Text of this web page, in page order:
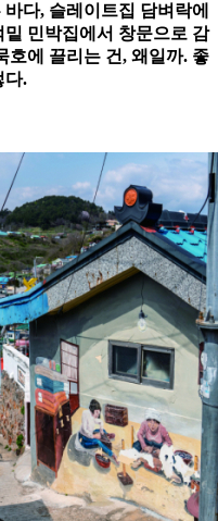
다, 슬레이트집 담벼락에
민박집에서 창문으로 감
호에 끌리는 건, 왜일까. 좋
다.